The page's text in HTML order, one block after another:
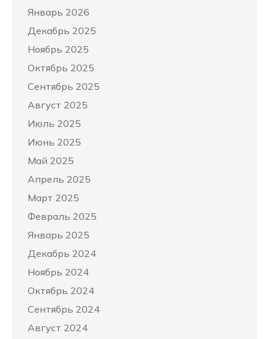
Январь 2026
Декабрь 2025
Ноябрь 2025
Октябрь 2025
Сентябрь 2025
Август 2025
Июль 2025
Июнь 2025
Май 2025
Апрель 2025
Март 2025
Февраль 2025
Январь 2025
Декабрь 2024
Ноябрь 2024
Октябрь 2024
Сентябрь 2024
Август 2024